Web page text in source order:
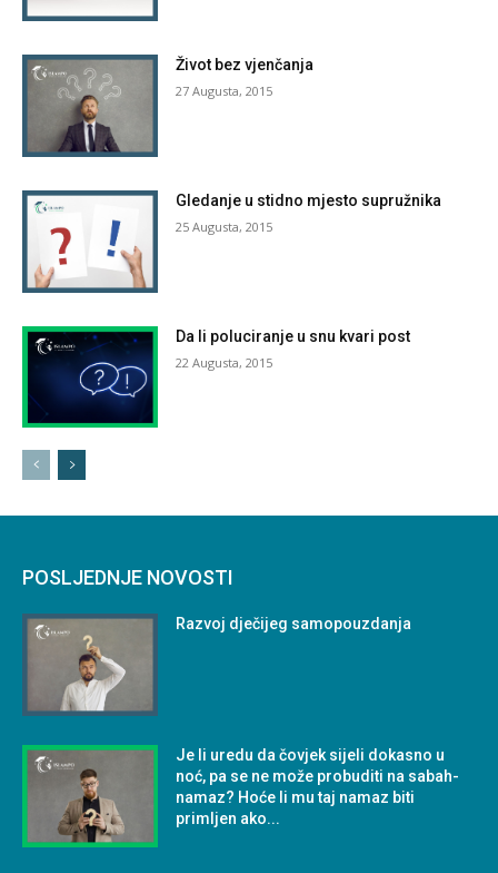
Život bez vjenčanja
27 Augusta, 2015
Gledanje u stidno mjesto supružnika
25 Augusta, 2015
Da li poluciranje u snu kvari post
22 Augusta, 2015
POSLJEDNJE NOVOSTI
Razvoj dječijeg samopouzdanja
Je li uredu da čovjek sijeli dokasno u
noć, pa se ne može probuditi na sabah-
namaz? Hoće li mu taj namaz biti
primljen ako...